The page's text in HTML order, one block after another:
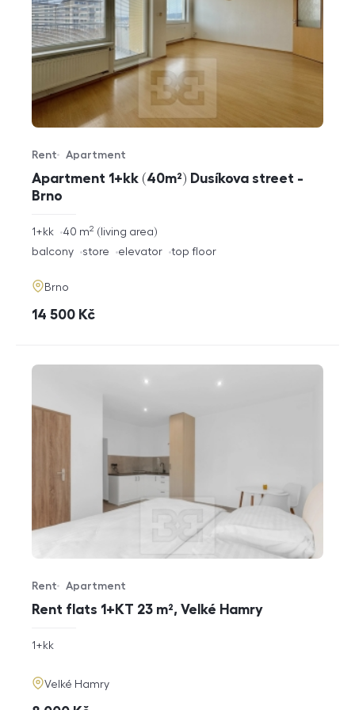
Apartment 1+kk (40m²) Dusíkova street -
Brno
Offer type
Rent
Property type
Apartment
rozměry
1+kk living area
40 m2
funkce
balcony store elevator top floor
adresa
Brno
cena
14 500 Kč
Rent flats 1+KT 23 m², Velké Hamry
Offer type
Rent
Property type
Apartment
rozměry
1+kk
adresa
Velké Hamry